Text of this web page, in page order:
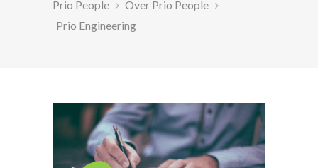
Prio People
Over Prio People
Prio Engineering